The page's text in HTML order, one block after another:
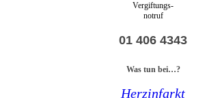
Vergiftungs-
notruf
01 406 4343
Was tun bei…?
Herzinfarkt